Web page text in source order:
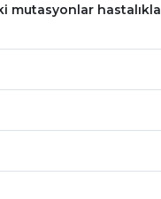
mutasyonlar hastalıkla